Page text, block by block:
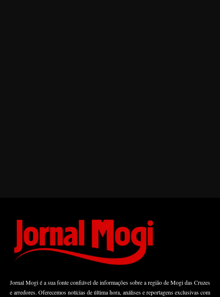
Jornal Mogi é a sua fonte confiável de informações sobre a região de Mogi das Cruzes
e arredores. Oferecemos notícias de última hora, análises e reportagens exclusivas com